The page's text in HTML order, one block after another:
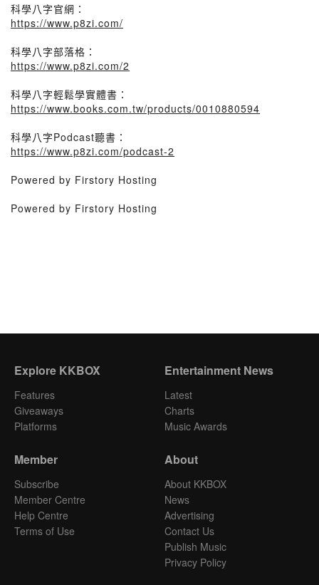
科學八字官網：
https://www.p8zi.com/
科學八字部落格：
https://www.p8zi.com/2
科學八字輕鬆學實體書：
https://www.books.com.tw/products/0010880594
科學八字Podcast聽書：
https://www.p8zi.com/podcast-2
Powered by Firstory Hosting
Powered by Firstory Hosting
Explore KKBOX
Features
Giveaways
Platforms
Entertainment News
Latest
Charts
Music Awards
Member
Subscribe
Member Centre
Help Centre
Terms of Use
About
About KKBOX
News
Advertising
Contact Us
Publish Music
Privacy Policy